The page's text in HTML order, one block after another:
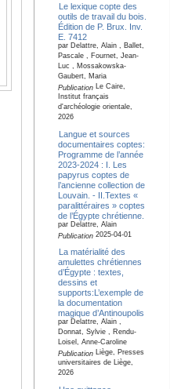
Le lexique copte des
outils de travail du bois.
Édition de P. Brux. Inv.
E. 7412
par Delattre, Alain , Ballet,
Pascale , Fournet, Jean-
Luc , Mossakowska-
Gaubert, Maria
PublicationLe Caire,
Institut français
d'archéologie orientale,
2026
Langue et sources
documentaires coptes:
Programme de l’année
2023-2024 : I. Les
papyrus coptes de
l’ancienne collection de
Louvain. - II.Textes «
paralittéraires » coptes
de l’Égypte chrétienne.
par Delattre, Alain
Publication2025-04-01
La matérialité des
amulettes chrétiennes
d’Égypte : textes,
dessins et
supports:L’exemple de
la documentation
magique d’Antinoupolis
par Delattre, Alain ,
Donnat, Sylvie , Rendu-
Loisel, Anne-Caroline
PublicationLiège, Presses
universitaires de Liège,
2026